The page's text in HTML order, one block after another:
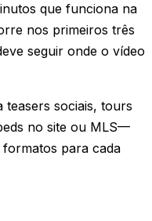
que funciona na
nos primeiros três
seguir onde o vídeo
teasers sociais, tours
no site ou MLS—
para cada